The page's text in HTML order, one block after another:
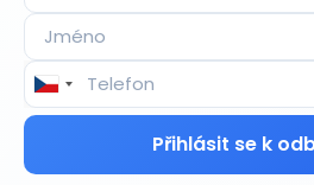
Přihlásit se k